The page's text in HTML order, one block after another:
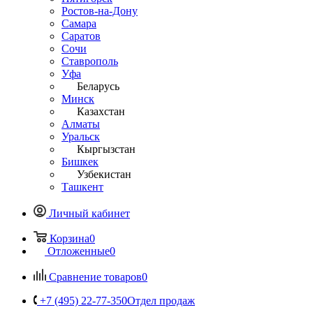
Ростов-на-Дону
Самара
Саратов
Сочи
Ставрополь
Уфа
Беларусь
Минск
Казахстан
Алматы
Уральск
Кыргызстан
Бишкек
Узбекистан
Ташкент
Личный кабинет
Корзина0
Отложенные0
Сравнение товаров0
+7 (495) 22-77-350Отдел продаж